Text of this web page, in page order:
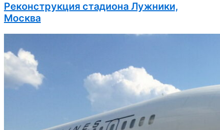
Реконструкция стадиона Лужники,
Москва